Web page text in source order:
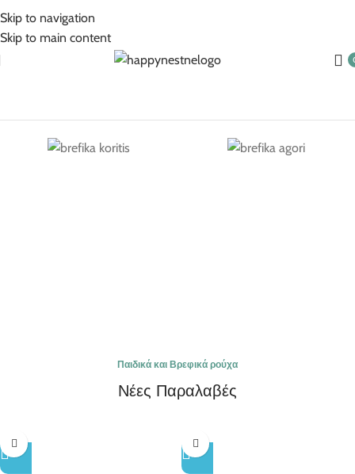
Skip to navigation
Skip to main content
Παιδικά και Βρεφικά ρούχα
Νέες Παραλαβές
5% Επιπλέον έκπτωση για πληρωμές με κάρτα!